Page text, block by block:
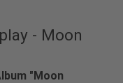
- Moon
"Moon